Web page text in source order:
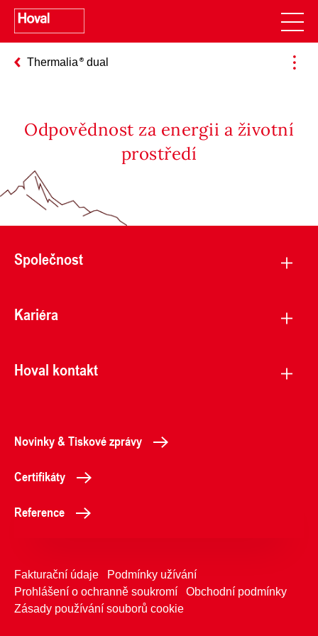
Thermalia dual
Odpovědnost za energii a životní
prostředí
Společnost
Kariéra
Hoval kontakt
Novinky & Tiskové zprávy
Certifikáty
Reference
Fakturační údaje
Podmínky užívání
Prohlášení o ochranně soukromí
Obchodní podmínky
Zásady používání souborů cookie